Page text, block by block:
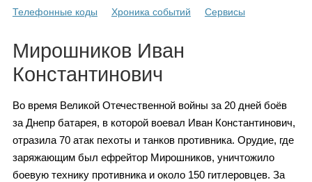
Инфо
Гороскоп
Телефонные коды
Хроника событий Сервисы
Мирошников Иван
Константинович
Во время Великой Отечественной войны за 20 дней боёв
за Днепр батарея, в которой воевал Иван Константинович,
отразила 70 атак пехоты и танков противника. Орудие, где
заряжающим был ефрейтор Мирошников, уничтожило
боевую технику противника и около 150 гитлеровцев. За